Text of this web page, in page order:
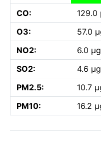
CO:
129.0
O3:
57.0
NO2:
6.0
SO2:
4.6
PM2.5:
10.7
PM10:
16.2